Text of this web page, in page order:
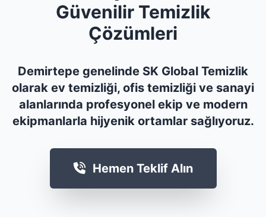
Güvenilir Temizlik
Çözümleri
Demirtepe genelinde SK Global Temizlik
olarak ev temizliği, ofis temizliği ve sanayi
alanlarında profesyonel ekip ve modern
ekipmanlarla hijyenik ortamlar sağlıyoruz.
Hemen Teklif Alın